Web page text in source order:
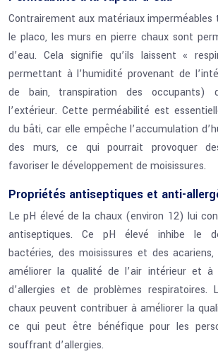
Contrairement aux matériaux imperméables
le placo, les murs en pierre chaux sont
d’eau. Cela signifie qu’ils laissent «
permettant à l’humidité provenant de
de bain, transpiration des occupants)
l’extérieur. Cette perméabilité est
du bâti, car elle empêche l’accumulation
des murs, ce qui pourrait provoquer
favoriser le développement de moisissures.
Propriétés antiseptiques et anti-
Le pH élevé de la chaux (environ 12) lui
antiseptiques. Ce pH élevé inhibe le
bactéries, des moisissures et des
améliorer la qualité de l’air intérieur et à
d’allergies et de problèmes respiratoires.
chaux peuvent contribuer à améliorer la
ce qui peut être bénéfique pour les
souffrant d’allergies.